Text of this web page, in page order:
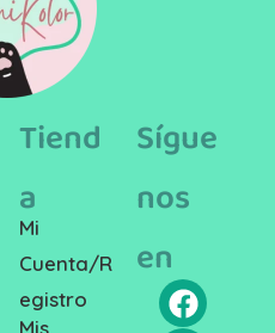
Tiend
a
Mi
Cuenta/R
egistro
Sígue
nos
en